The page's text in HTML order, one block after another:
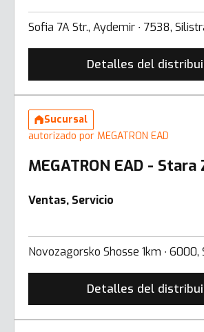
Sofia 7A Str., Aydemir ∙ 7538,
Detalles del
Sucursal
autorizado por MEGATRON EAD
MEGATRON EAD - Stara
Ventas, Servicio
Novozagorsko Shosse 1km ∙
Detalles del